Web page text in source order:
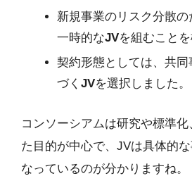
新規事業のリスク分散の
一時的なJVを組むことを
契約形態としては、共
づく JVを選択しました。
コンソーシアムは研究や標準
た目的が中心で、JVは具体的
なっているのが分かりますね。